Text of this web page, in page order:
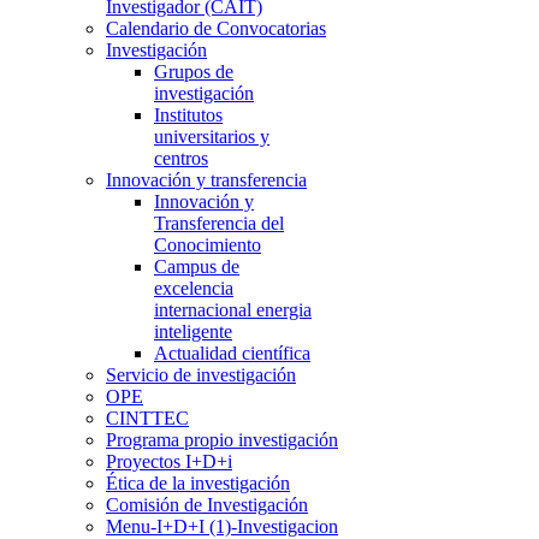
Investigador (CAIT)
Calendario de Convocatorias
Investigación
Grupos de
investigación
Institutos
universitarios y
centros
Innovación y transferencia
Innovación y
Transferencia del
Conocimiento
Campus de
excelencia
internacional energia
inteligente
Actualidad científica
Servicio de investigación
OPE
CINTTEC
Programa propio investigación
Proyectos I+D+i
Ética de la investigación
Comisión de Investigación
Menu-I+D+I (1)-Investigacion